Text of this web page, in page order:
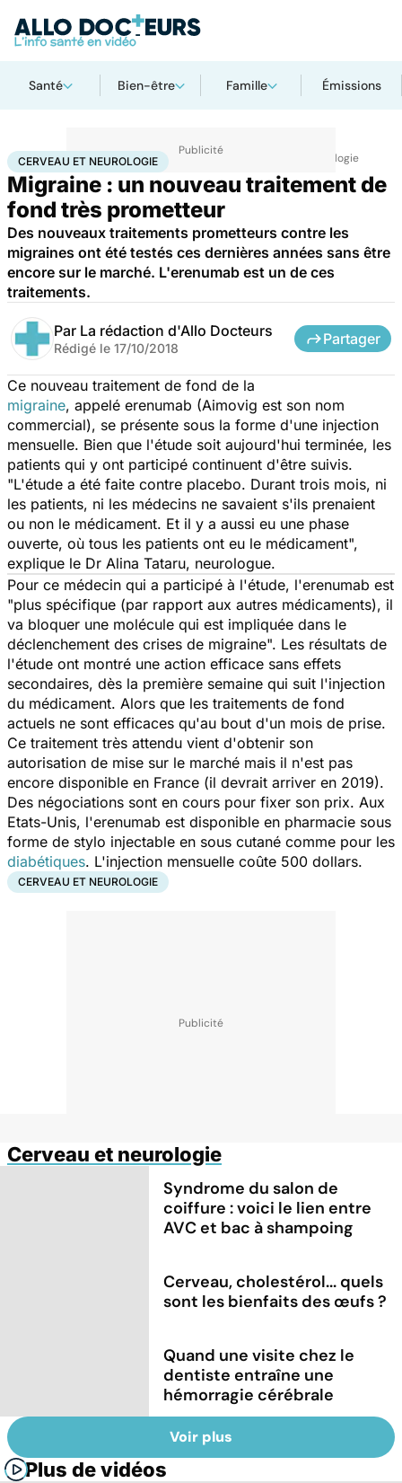
Santé Bien-être Famille Émissions
AccueilSantéMaladiesMaladies neurologiques Cerveau et neurologie
CERVEAU ET NEUROLOGIE
Migraine : un nouveau traitement de
fond très prometteur
Des nouveaux traitements prometteurs contre les
migraines ont été testés ces dernières années sans être
encore sur le marché. L'erenumab est un de ces
traitements.
Par La rédaction d'Allo Docteurs
Rédigé le 17/10/2018
Partager
Ce nouveau traitement de fond de la
migraine, appelé erenumab (Aimovig est son nom
commercial), se présente sous la forme d'une injection
mensuelle. Bien que l'étude soit aujourd'hui terminée, les
patients qui y ont participé continuent d'être suivis.
"L'étude a été faite contre placebo. Durant trois mois, ni
les patients, ni les médecins ne savaient s'ils prenaient
ou non le médicament. Et il y a aussi eu une phase
ouverte, où tous les patients ont eu le médicament",
explique le Dr Alina Tataru, neurologue.
Pour ce médecin qui a participé à l'étude, l'erenumab est
"plus spécifique (par rapport aux autres médicaments), il
va bloquer une molécule qui est impliquée dans le
déclenchement des crises de migraine". Les résultats de
l'étude ont montré une action efficace sans effets
secondaires, dès la première semaine qui suit l'injection
du médicament. Alors que les traitements de fond
actuels ne sont efficaces qu'au bout d'un mois de prise.
Ce traitement très attendu vient d'obtenir son
autorisation de mise sur le marché mais il n'est pas
encore disponible en France (il devrait arriver en 2019).
Des négociations sont en cours pour fixer son prix. Aux
Etats-Unis, l'erenumab est disponible en pharmacie sous
forme de stylo injectable en sous cutané comme pour les
diabétiques. L'injection mensuelle coûte 500 dollars.
CERVEAU ET NEUROLOGIE
Cerveau et neurologie
Syndrome du salon de
coiffure : voici le lien entre
AVC et bac à shampoing
Cerveau, cholestérol... quels
sont les bienfaits des œufs ?
Quand une visite chez le
dentiste entraîne une
hémorragie cérébrale
Voir plus
Plus de vidéos